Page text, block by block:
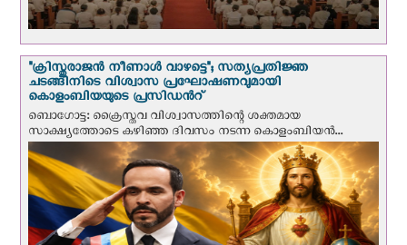
"ക്രിസ്തുരാജന്‍ നീണാള്‍ വാഴട്ടെ"; സത്യപ്രതിജ്ഞ
ചടങ്ങിനിടെ വിശ്വാസ പ്രഘോഷണവുമായി
കൊളംബിയയുടെ പ്രസിഡന്‍റ്
ബൊഗോട്ട: ക്രൈസ്തവ വിശ്വാസത്തിന്റെ ശക്തമായ
സാക്ഷ്യത്തോടെ കഴിഞ്ഞ ദിവസം നടന്ന കൊളംബിയന്‍...